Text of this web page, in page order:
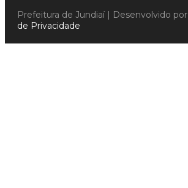
Prefeitura de Jundiaí | Desenvolvido por
de Privacidade